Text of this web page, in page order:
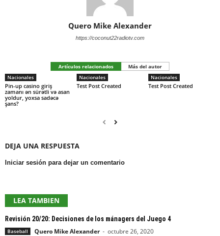
Quero Mike Alexander
https://coconut22radiotv.com
Artículos relacionados
Más del autor
Nacionales
Pin-up casino giriş
zamanı ən sürətli və asan
yoldur, yoxsa sadəcə
şans?
Nacionales
Test Post Created
Nacionales
Test Post Created
DEJA UNA RESPUESTA
Iniciar sesión para dejar un comentario
LEA TAMBIEN
Revisión 20/20: Decisiones de los mánagers del Juego 4
Baseball Quero Mike Alexander - octubre 26, 2020